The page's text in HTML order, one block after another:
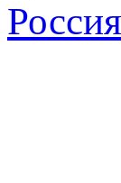
Россия